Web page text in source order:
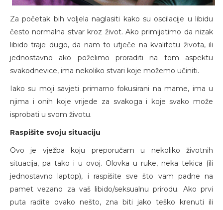
Za početak bih voljela naglasiti kako su oscilacije u libidu
često normalna stvar kroz život. Ako primijetimo da nizak
libido traje dugo, da nam to utječe na kvalitetu života, ili
jednostavno ako poželimo proraditi na tom aspektu
svakodnevice, ima nekoliko stvari koje možemo učiniti.
Iako su moji savjeti primarno fokusirani na mame, ima u
njima i onih koje vrijede za svakoga i koje svako može
isprobati u svom životu.
Raspišite svoju situaciju
Ovo je vježba koju preporučam u nekoliko životnih
situacija, pa tako i u ovoj. Olovka u ruke, neka tekica (ili
jednostavno laptop), i raspišite sve što vam padne na
pamet vezano za vaš libido/seksualnu prirodu. Ako prvi
puta radite ovako nešto, zna biti jako teško krenuti ili